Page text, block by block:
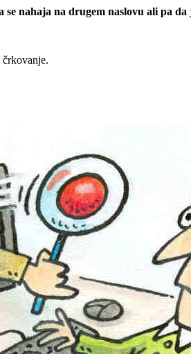
nahaja na drugem naslovu ali pa